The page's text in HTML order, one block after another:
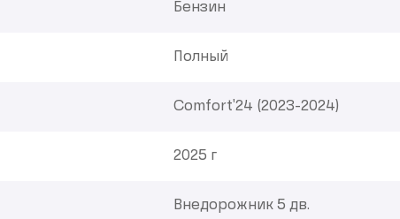
Бензин
Полный
Comfort'24 (2023-2024)
2025 г
Внедорожник 5 дв.